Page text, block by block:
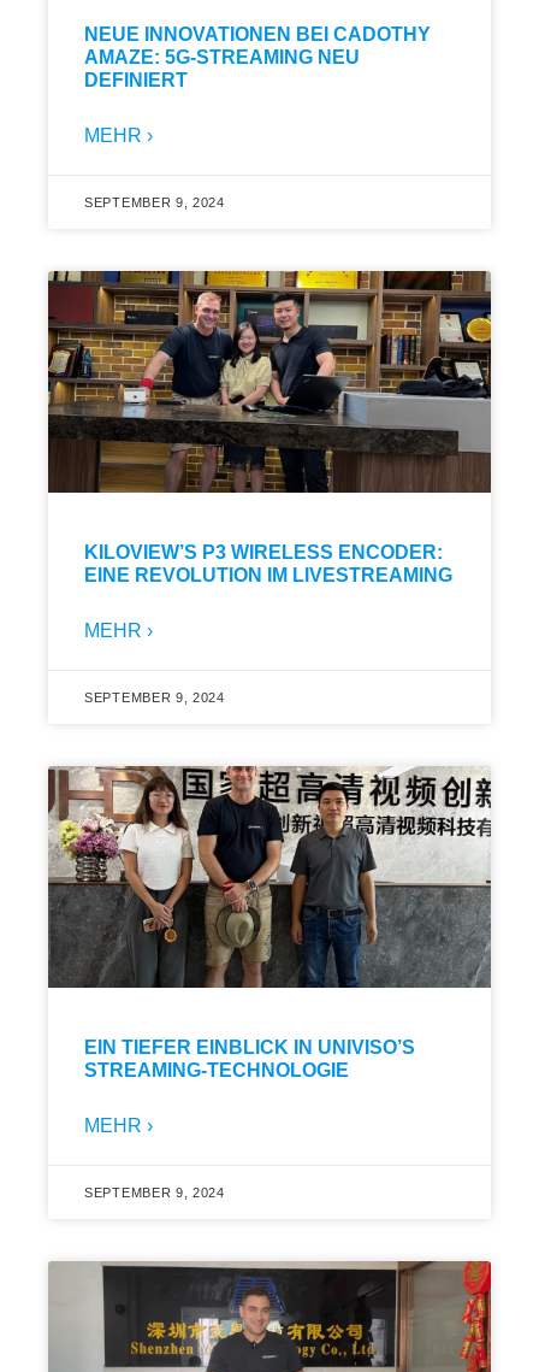
NEUE INNOVATIONEN BEI CADOTHY
AMAZE: 5G-STREAMING NEU
DEFINIERT
MEHR ›
SEPTEMBER 9, 2024
KILOVIEW’S P3 WIRELESS ENCODER:
EINE REVOLUTION IM LIVESTREAMING
MEHR ›
SEPTEMBER 9, 2024
EIN TIEFER EINBLICK IN UNIVISO’S
STREAMING-TECHNOLOGIE
MEHR ›
SEPTEMBER 9, 2024